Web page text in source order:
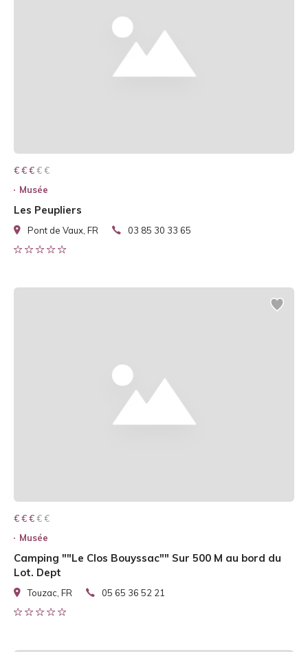
€ € € € €
€ € €
Musée
Les Peupliers
Pont de Vaux, FR 03 85 30 33 65
€ € € € €
€ € €
Musée
Camping ""Le Clos Bouyssac"" Sur 500 M au bord du
Lot. Dept
Touzac, FR 05 65 36 52 21